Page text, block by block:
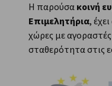
Η παρούσα κοινή
Επιμελητήρια,
χώρες με
σταθερότητα στις